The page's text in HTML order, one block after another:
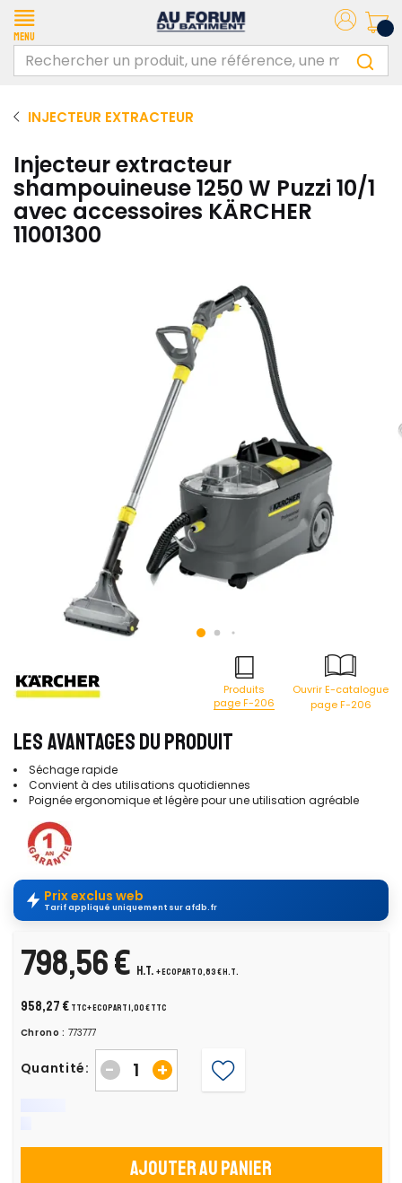
Menu
INJECTEUR EXTRACTEUR
Injecteur extracteur
shampouineuse 1250 W Puzzi 10/1
avec accessoires KÄRCHER
11001300
Produits
page F-206
Ouvrir E-catalogue
page F-206
LES AVANTAGES DU PRODUIT
Séchage rapide
Convient à des utilisations quotidiennes
Poignée ergonomique et légère pour une utilisation agréable
Prix exclus web
Tarif appliqué uniquement sur afdb.fr
798,56 € H.T. + ecopart 0,83 € H.T.
958,27 € TTC+ ecopart 1,00 € TTC
Chrono : 773777
Quantité: +
-
Ajouter au panier